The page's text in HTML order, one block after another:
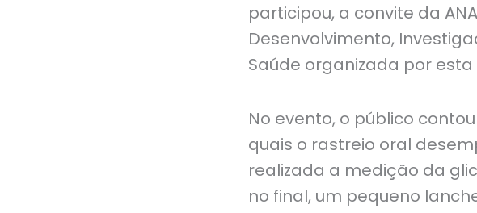
participou, a convite da
Desenvolvimento,
Saúde organizada por
No evento, o público
quais o rastreio oral
realizada a medição da
no final, um pequeno